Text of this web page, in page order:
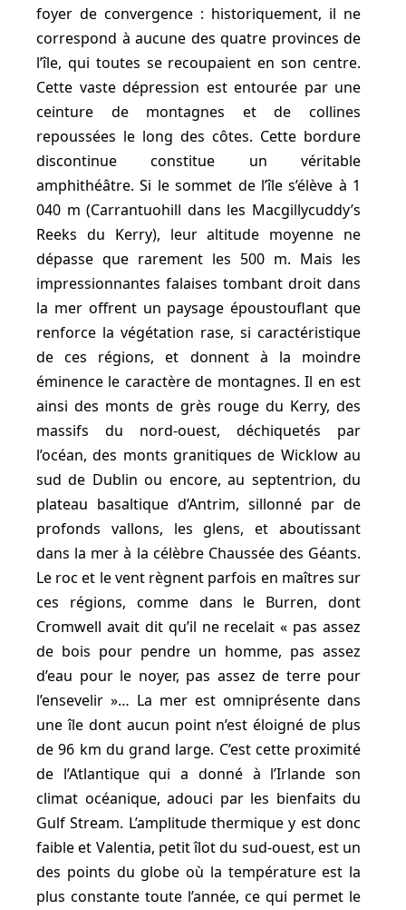
foyer de convergence : historiquement, il ne
correspond à aucune des quatre provinces de
l’île, qui toutes se recoupaient en son centre.
Cette vaste dépression est entourée par une
ceinture de montagnes et de collines
repoussées le long des côtes. Cette bordure
discontinue constitue un véritable
amphithéâtre. Si le sommet de l’île s’élève à 1
040 m (Carrantuohill dans les Macgillycuddy’s
Reeks du Kerry), leur altitude moyenne ne
dépasse que rarement les 500 m. Mais les
impressionnantes falaises tombant droit dans
la mer offrent un paysage époustouflant que
renforce la végétation rase, si caractéristique
de ces régions, et donnent à la moindre
éminence le caractère de montagnes. Il en est
ainsi des monts de grès rouge du Kerry, des
massifs du nord-ouest, déchiquetés par
l’océan, des monts granitiques de Wicklow au
sud de Dublin ou encore, au septentrion, du
plateau basaltique d’Antrim, sillonné par de
profonds vallons, les glens, et aboutissant
dans la mer à la célèbre Chaussée des Géants.
Le roc et le vent règnent parfois en maîtres sur
ces régions, comme dans le Burren, dont
Cromwell avait dit qu’il ne recelait « pas assez
de bois pour pendre un homme, pas assez
d’eau pour le noyer, pas assez de terre pour
l’ensevelir »… La mer est omniprésente dans
une île dont aucun point n’est éloigné de plus
de 96 km du grand large. C’est cette proximité
de l’Atlantique qui a donné à l’Irlande son
climat océanique, adouci par les bienfaits du
Gulf Stream. L’amplitude thermique y est donc
faible et Valentia, petit îlot du sud-ouest, est un
des points du globe où la température est la
plus constante toute l’année, ce qui permet le